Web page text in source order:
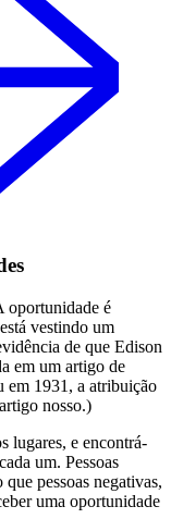
oportunidade é
vestindo um
de que Edison
em um artigo de
em 1931, a atribuição
nosso.)
lugares, e encontrá-
um. Pessoas
pessoas negativas,
uma oportunidade